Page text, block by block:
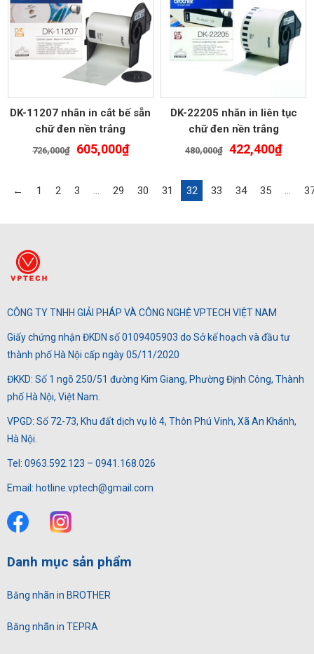
DK-11207 nhãn in cắt bế sẵn
chữ đen nền trắng
726,000₫
Giá
726,000₫.
605,000₫Giá
là:
DK-22205 nhãn in liên tục
chữ đen nền trắng
480,000₫ Giá
480,000₫.
422,400₫Giá
là:
← 1 2 3 … 29 30 31 32 33 34 35 …
CÔNG TY TNHH GIẢI PHÁP VÀ CÔNG NGHỆ VPTECH VIỆT NAM
Giấy chứng nhận ĐKDN số 0109405903 do Sở kế hoạch và đầu tư
thành phố Hà Nội cấp ngày 05/11/2020
ĐKKD: Số 1 ngõ 250/51 đường Kim Giang, Phường Định Công, Thành
phố Hà Nội, Việt Nam.
VPGD: Số 72-73, Khu đất dịch vụ lô 4, Thôn Phú Vinh, Xã An Khánh,
Hà Nội.
Tel: 0963.592.123 – 0941.168.026
Email: hotline.vptech@gmail.com
Danh mục sản phẩm
Băng nhãn in BROTHER
Băng nhãn in TEPRA